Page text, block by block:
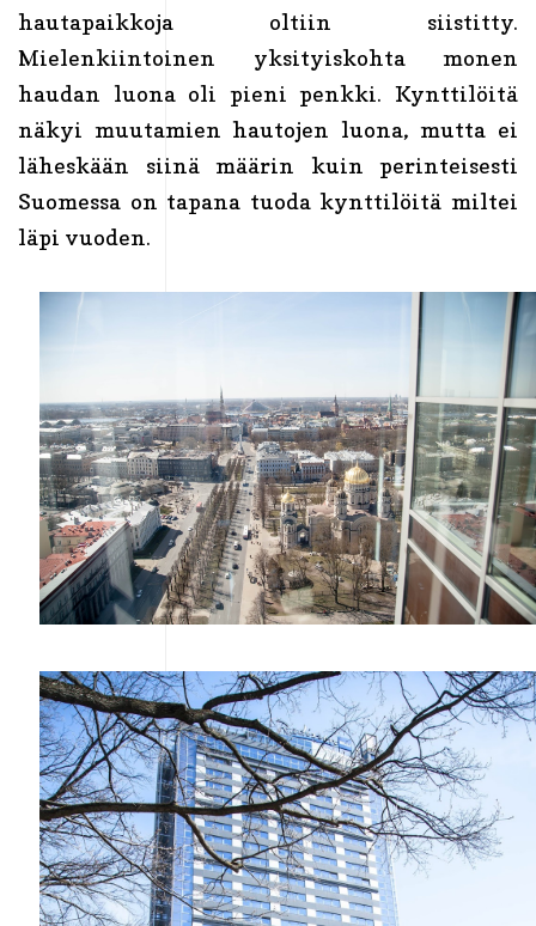
hautapaikkoja oltiin siistitty.
Mielenkiintoinen yksityiskohta monen
haudan luona oli pieni penkki. Kynttilöitä
näkyi muutamien hautojen luona, mutta ei
läheskään siinä määrin kuin perinteisesti
Suomessa on tapana tuoda kynttilöitä miltei
läpi vuoden.